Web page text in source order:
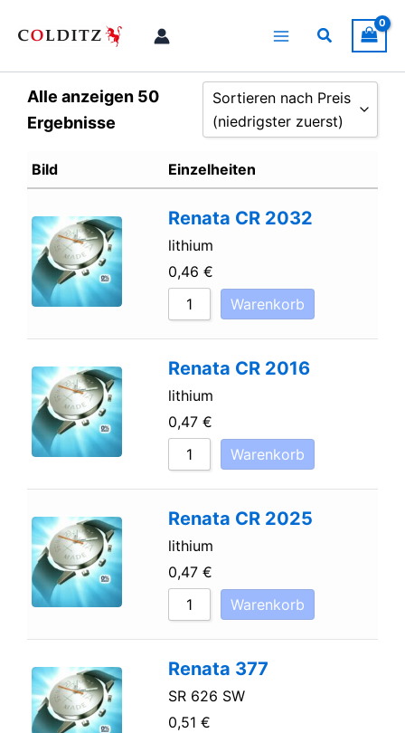
Inhalt
Suchen
Alle anzeigen 50
Ergebnisse
Sortieren nach Preis
(niedrigster zuerst)
Sortieren nach Preis
Sortieren nach Preis (höchster
Nach Namen sortieren A - Z
Bild Einzelheiten
Renata CR 2032
lithium
0,46 €
Warenkorb
Renata CR 2016
lithium
0,47 €
Warenkorb
Renata CR 2025
lithium
0,47 €
Warenkorb
Renata 377
SR 626 SW
0,51 €